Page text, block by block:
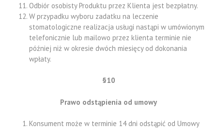
Odbiór osobisty Produktu przez Klienta jest bezpłatny.
W przypadku wyboru zadatku na leczenie
stomatologiczne realizacja usługi nastąpi w umówionym
telefonicznie lub mailowo przez klienta terminie nie
później niż w okresie dwóch miesięcy od dokonania
wpłaty.
§10
Prawo odstąpienia od umowy
Konsument może w terminie 14 dni odstąpić od Umowy